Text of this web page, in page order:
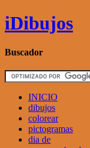
Skip
to
iDibujos
Buscador
INICIO
dibujos
colorear
pictogramas
dia de